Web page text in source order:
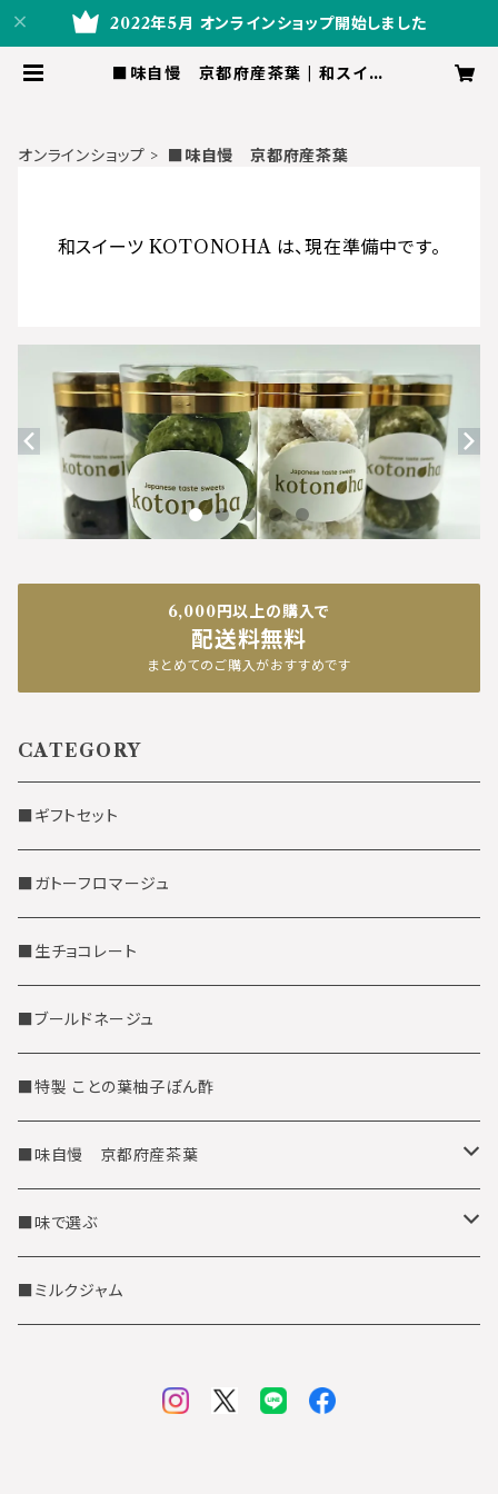
2022年5月 オンラインショップ開始しました
■味自慢 京都府産茶葉 | 和スイー
オンラインショップ ■味自慢 京都府産茶葉
和スイーツ KOTONOHA は、現在準備中です。
6,000円以上の購入で
配送料無料
まとめてのご購入がおすすめです
CATEGORY
■ギフトセット
■ガトーフロマージュ
■生チョコレート
■ブールドネージュ
■特製 ことの葉柚子ぽん酢
■味自慢 京都府産茶葉
茶筒缶に入った京都府産茶葉
お徳用茶葉
■味で選ぶ
抹茶テイスト
■ミルクジャム